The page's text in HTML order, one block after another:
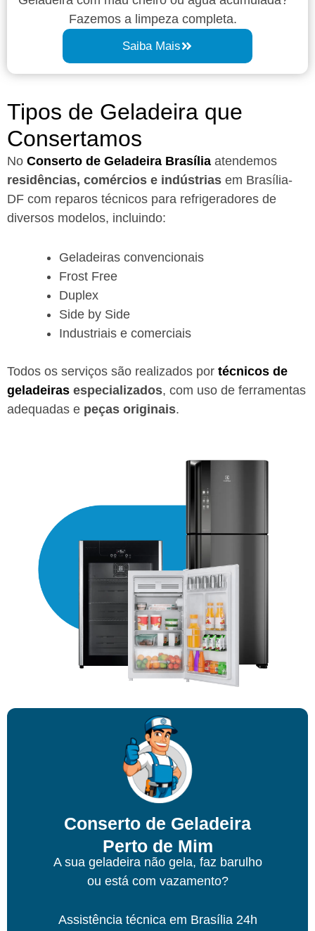
Fazemos a limpeza completa.
Saiba Mais
Tipos de Geladeira que
Consertamos
No Conserto de Geladeira Brasília atendemos
residências, comércios e indústrias em Brasília-
DF com reparos técnicos para refrigeradores de
diversos modelos, incluindo:
Geladeiras convencionais
Frost Free
Duplex
Side by Side
Industriais e comerciais
Todos os serviços são realizados por técnicos de
geladeiras especializados, com uso de ferramentas
adequadas e peças originais.
Conserto de Geladeira
Perto de Mim
A sua geladeira não gela, faz barulho
ou está com vazamento?
Assistência técnica em Brasília24h